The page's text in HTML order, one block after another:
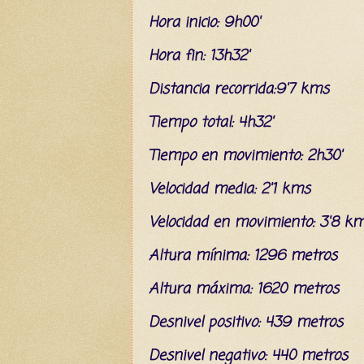
Hora inicio: 9h00'
Hora fin: 13h32'
Distancia recorrida:9'7 kms
Tiempo total: 4h32'
Tiempo en movimiento: 2h30'
Velocidad media: 2'1 kms
Velocidad en movimiento: 3'8
Altura mínima: 1296 metros
Altura máxima: 1620 metros
Desnivel positivo: 439 metros
Desnivel negativo: 440 metros